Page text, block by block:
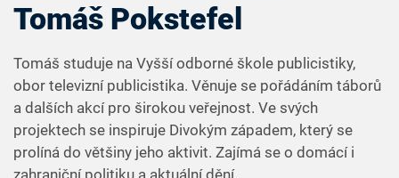
Tomáš Pokstefel
Tomáš studuje na Vyšší odborné škole publicistiky,
obor televizní publicistika. Věnuje se pořádáním táborů
a dalších akcí pro širokou veřejnost. Ve svých
projektech se inspiruje Divokým západem, který se
prolíná do většiny jeho aktivit. Zajímá se o domácí i